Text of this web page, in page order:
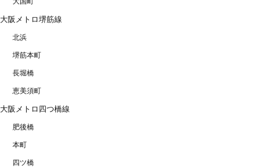
大阪メトロ堺筋線
北浜
堺筋本町
長堀橋
恵美須町
大阪メトロ四つ橋線
肥後橋
本町
四ツ橋